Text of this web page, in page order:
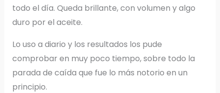
todo el día. Queda brillante, con volumen y algo
duro por el aceite.
Lo uso a diario y los resultados los pude
comprobar en muy poco tiempo, sobre todo la
parada de caída que fue lo más notorio en un
principio.